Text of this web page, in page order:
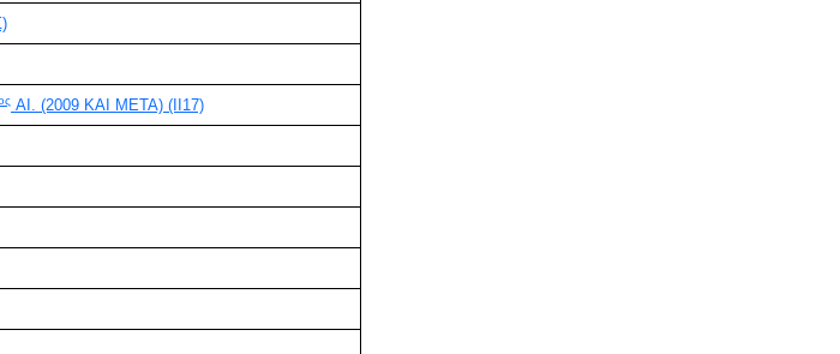
ΑΙ. (2009 ΚΑΙ ΜΕΤΑ) (ΙΙ17)